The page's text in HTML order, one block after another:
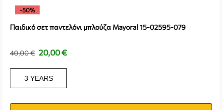
-50%
Παιδικό σετ παντελόνι μπλούζα Mayoral 15-02595-079
40,00€ 20,00€
3 YEARS